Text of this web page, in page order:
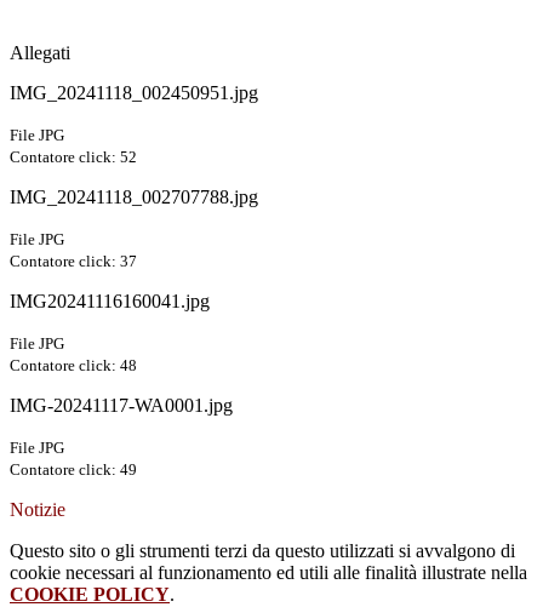
Allegati
IMG_20241118_002450951.jpg
File JPG
Contatore click: 52
IMG_20241118_002707788.jpg
File JPG
Contatore click: 37
IMG20241116160041.jpg
File JPG
Contatore click: 48
IMG-20241117-WA0001.jpg
File JPG
Contatore click: 49
Notizie
Questo sito o gli strumenti terzi da questo utilizzati si avvalgono di
cookie necessari al funzionamento ed utili alle finalità illustrate nella
COOKIE POLICY.